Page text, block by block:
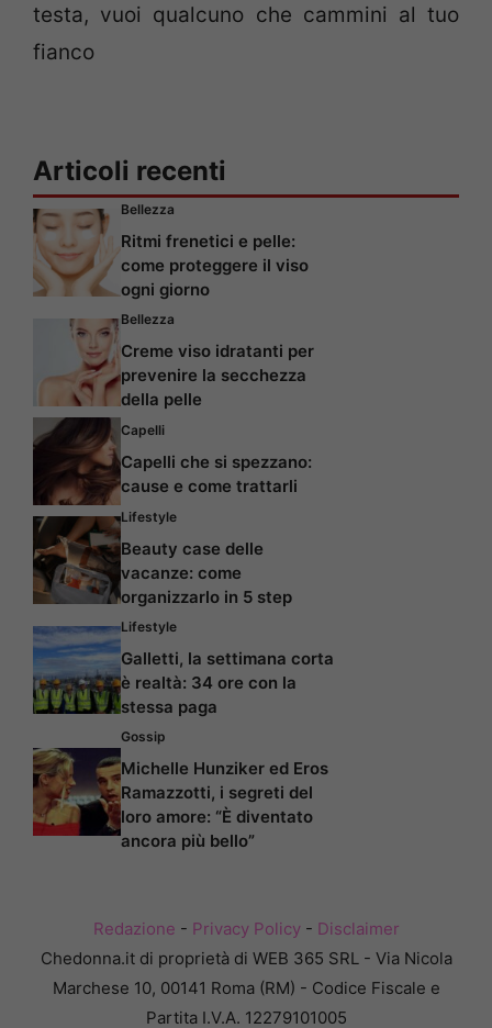
testa, vuoi qualcuno che cammini al tuo
fianco
Articoli recenti
Bellezza
Ritmi frenetici e pelle:
come proteggere il viso
ogni giorno
Bellezza
Creme viso idratanti per
prevenire la secchezza
della pelle
Capelli
Capelli che si spezzano:
cause e come trattarli
Lifestyle
Beauty case delle
vacanze: come
organizzarlo in 5 step
Lifestyle
Galletti, la settimana corta
è realtà: 34 ore con la
stessa paga
Gossip
Michelle Hunziker ed Eros
Ramazzotti, i segreti del
loro amore: “È diventato
ancora più bello”
Redazione - Privacy Policy- Disclaimer
Chedonna.it di proprietà di WEB 365 SRL - Via Nicola
Marchese 10, 00141 Roma (RM) - Codice Fiscale e
Partita I.V.A. 12279101005